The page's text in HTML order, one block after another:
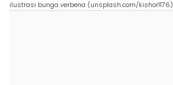
ilustrasi bunga verbena (unsplash.com/kishor1176)